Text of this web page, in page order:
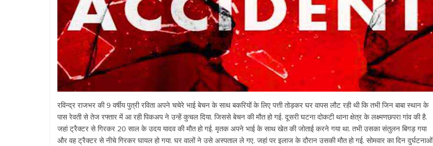
रविन्द्र राजभर की 9 वर्षीय पुत्री रविता अपने चचेरे भाई बेचन के साथ बकरियों के लिए पत्ती तोड़कर घर वापस लौट रही थी कि तभी जिन बाबा स्थान के
पास रेवती से तेज रफ्तार में आ रही पिकअप ने उन्हें कुचल दिया. जिससे बेचन की मौत हो गई. दूसरी घटना दोकटी थाना क्षेत्र के लक्ष्मणछपरा गांव की है.
जहां ट्रैक्टर से गिरकर 20 साल के उदय यादव की मौत हो गई. मृतक अपने भाई के साथ खेत की जोताई करने गया था. तभी उसका संतुलन बिगड़ गया
और वह ट्रैक्टर से नीचे गिरकर घायल हो गया. घर वालों ने उसे अस्पताल ले गए. जहां पर इलाज के दौरान उसकी मौत हो गई. सोमवार का दिन दुर्घटनाओं